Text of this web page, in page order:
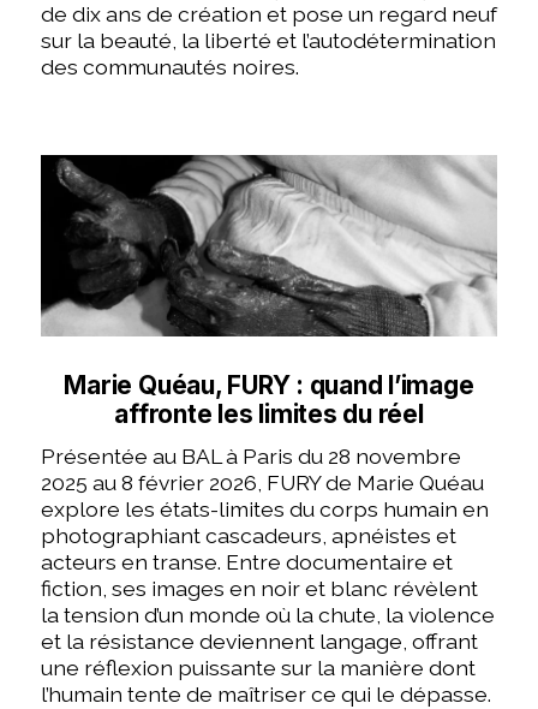
de dix ans de création et pose un regard neuf
sur la beauté, la liberté et l’autodétermination
des communautés noires.
Marie Quéau, FURY : quand l’image
affronte les limites du réel
Présentée au BAL à Paris du 28 novembre
2025 au 8 février 2026, FURY de Marie Quéau
explore les états-limites du corps humain en
photographiant cascadeurs, apnéistes et
acteurs en transe. Entre documentaire et
fiction, ses images en noir et blanc révèlent
la tension d’un monde où la chute, la violence
et la résistance deviennent langage, offrant
une réflexion puissante sur la manière dont
l’humain tente de maîtriser ce qui le dépasse.